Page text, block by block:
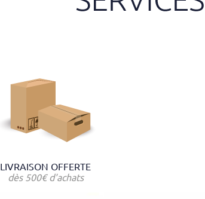
LIVRAISON OFFERTE
dès 500€ d'achats